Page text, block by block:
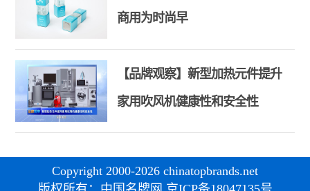
商用为时尚早
【品牌观察】新型加热元件提升
家用吹风机健康性和安全性
Copyright 2000-2026 chinatopbrands.net